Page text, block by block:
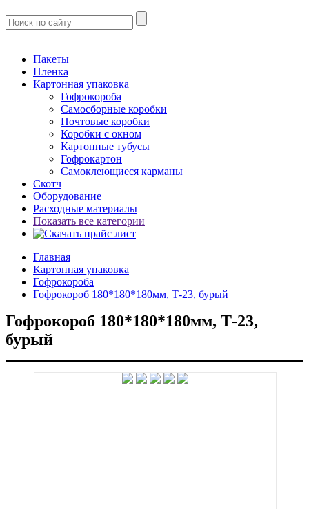
Пакеты
Пленка
Картонная упаковка
Гофрокороба
Самосборные коробки
Почтовые коробки
Коробки с окном
Картонные тубусы
Гофрокартон
Самоклеющиеся карманы
Скотч
Оборудование
Расходные материалы
Показать все категории
Главная
Картонная упаковка
Гофрокороба
Гофрокороб 180*180*180мм, Т-23, бурый
Гофрокороб 180*180*180мм, Т-23,
бурый